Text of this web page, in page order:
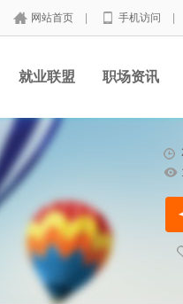
网站首页 手机访问
就业联盟 职场资讯